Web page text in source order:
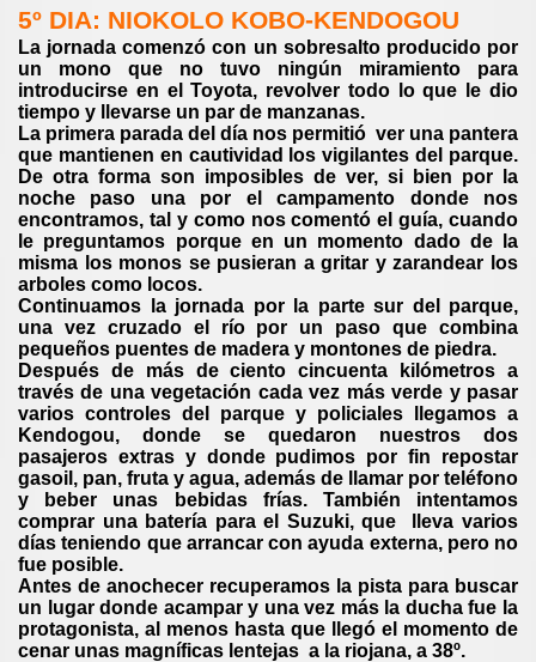
5º DIA: NIOKOLO KOBO-KENDOGOU
La jornada comenzó con un sobresalto producido por
un mono que no tuvo ningún miramiento para
introducirse en el Toyota, revolver todo lo que le dio
tiempo y llevarse un par de manzanas.
La primera parada del día nos permitió ver una pantera
que mantienen en cautividad los vigilantes del parque.
De otra forma son imposibles de ver, si bien por la
noche paso una por el campamento donde nos
encontramos, tal y como nos comentó el guía, cuando
le preguntamos porque en un momento dado de la
misma los monos se pusieran a gritar y zarandear los
arboles como locos.
Continuamos la jornada por la parte sur del parque,
una vez cruzado el río por un paso que combina
pequeños puentes de madera y montones de piedra.
Después de más de ciento cincuenta kilómetros a
través de una vegetación cada vez más verde y pasar
varios controles del parque y policiales llegamos a
Kendogou, donde se quedaron nuestros dos
pasajeros extras y donde pudimos por fin repostar
gasoil, pan, fruta y agua, además de llamar por teléfono
y beber unas bebidas frías. También intentamos
comprar una batería para el Suzuki, que lleva varios
días teniendo que arrancar con ayuda externa, pero no
fue posible.
Antes de anochecer recuperamos la pista para buscar
un lugar donde acampar y una vez más la ducha fue la
protagonista, al menos hasta que llegó el momento de
cenar unas magníficas lentejas a la riojana, a 38º.